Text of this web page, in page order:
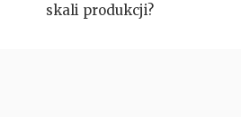
skali produkcji?